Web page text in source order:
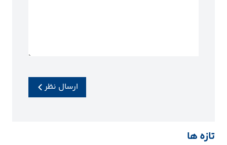
ارسال نظر
تازه ها